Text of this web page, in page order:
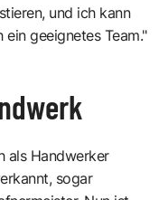
und ich kann
ein geeignetes Team."
als Handwerker
sogar